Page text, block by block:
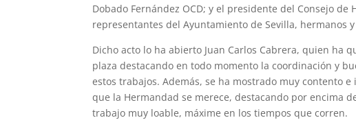
Dobado Fernández OCD; y el presidente del Consejo
representantes del Ayuntamiento de Sevilla, hermanos
Dicho acto lo ha abierto Juan Carlos Cabrera, quien ha
plaza destacando en todo momento la coordinación y
estos trabajos. Además, se ha mostrado muy contento
que la Hermandad se merece, destacando por encima
trabajo muy loable, máxime en los tiempos que corren.